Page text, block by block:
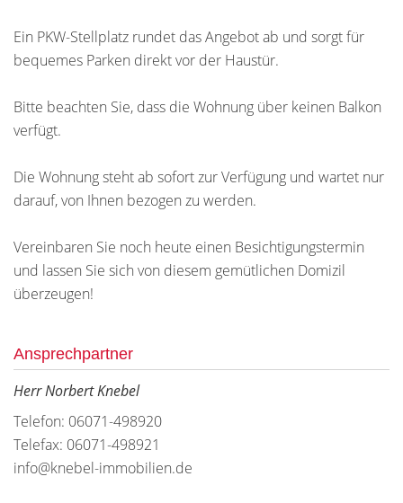
Ein PKW-Stellplatz rundet das Angebot ab und sorgt für
bequemes Parken direkt vor der Haustür.
Bitte beachten Sie, dass die Wohnung über keinen Balkon
verfügt.
Die Wohnung steht ab sofort zur Verfügung und wartet nur
darauf, von Ihnen bezogen zu werden.
Vereinbaren Sie noch heute einen Besichtigungstermin
und lassen Sie sich von diesem gemütlichen Domizil
überzeugen!
Ansprechpartner
Herr Norbert Knebel
Telefon: 06071-498920
Telefax: 06071-498921
info@knebel-immobilien.de